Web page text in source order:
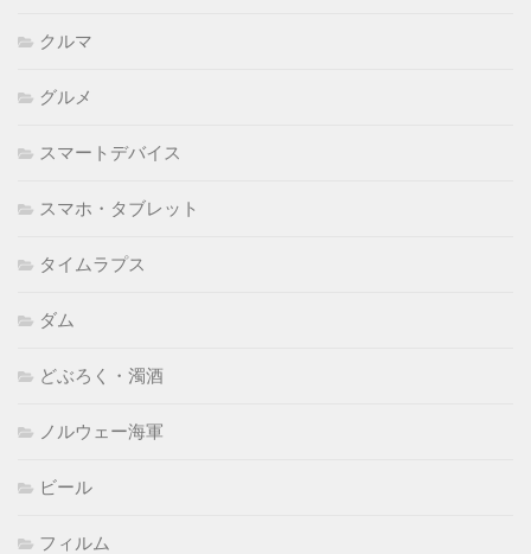
クルマ
グルメ
スマートデバイス
スマホ・タブレット
タイムラプス
ダム
どぶろく・濁酒
ノルウェー海軍
ビール
フィルム